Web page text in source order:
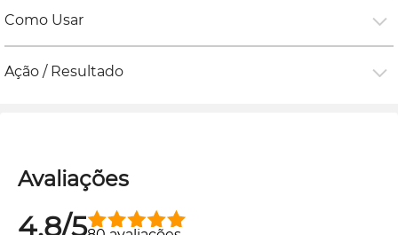
Como Usar
Ação / Resultado
Avaliações
4.8/5